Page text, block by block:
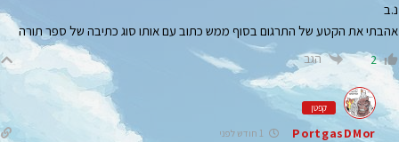
נ.ב
אהבתי את הקטע של התרגום בסוף ממש כתוב עם אותו סוג כתיבה של ספר תורה
2 הגב
קפטן
PortgasDMor